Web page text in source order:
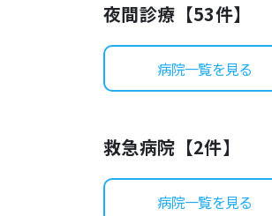
夜間診療【53件】
病院一覧を見る
救急病院【2件】
病院一覧を見る